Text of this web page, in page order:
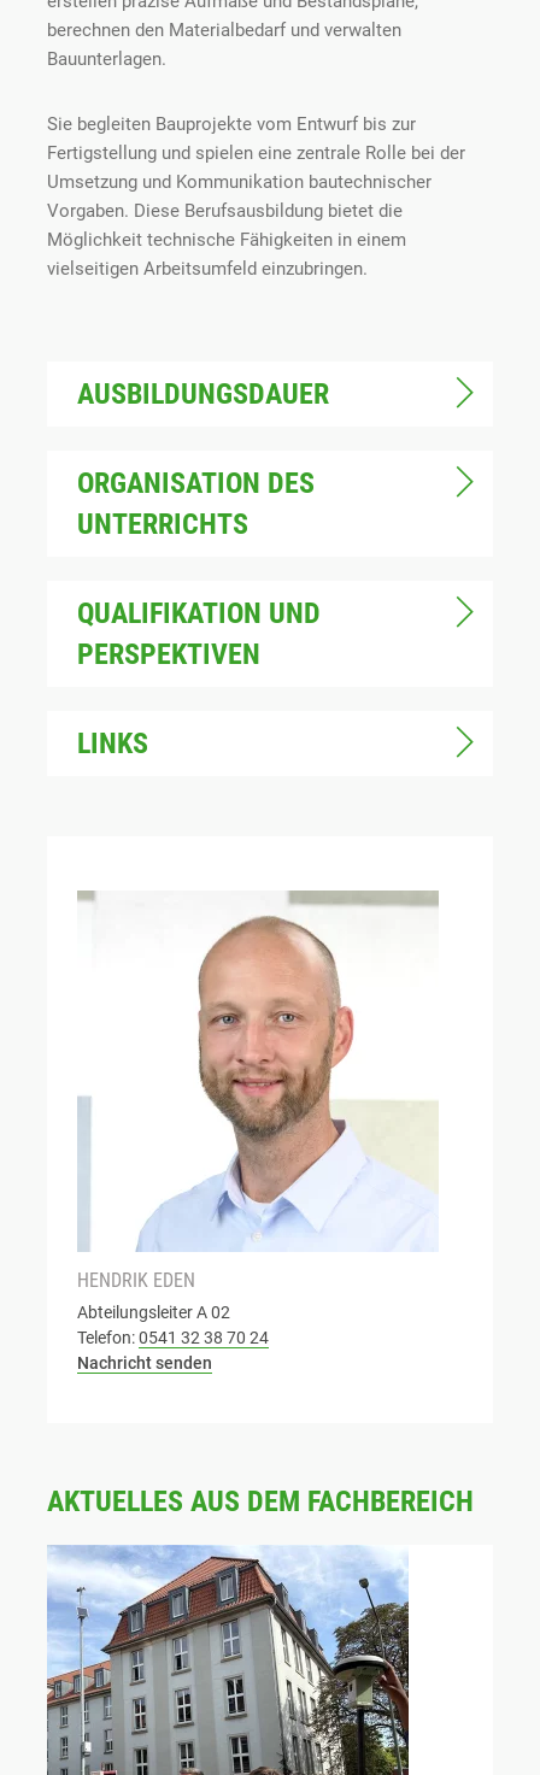
berechnen den Materialbedarf und verwalten
Bauunterlagen.
Sie begleiten Bauprojekte vom Entwurf bis zur
Fertigstellung und spielen eine zentrale Rolle bei der
Umsetzung und Kommunikation bautechnischer
Vorgaben. Diese Berufsausbildung bietet die
Möglichkeit technische Fähigkeiten in einem
vielseitigen Arbeitsumfeld einzubringen.
AUSBILDUNGSDAUER
ORGANISATION DES
UNTERRICHTS
QUALIFIKATION UND
PERSPEKTIVEN
LINKS
HENDRIK EDEN
Abteilungsleiter A 02
Telefon:0541 32 38 70 24
Nachricht senden
AKTUELLES AUS DEM FACHBEREICH